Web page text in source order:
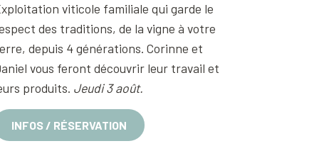
viticole familiale qui garde le
des traditions, de la vigne à votre
depuis 4 générations. Corinne et
vous feront découvrir leur travail et
produits. Jeudi 3 août.
INFOS / RÉSERVATION